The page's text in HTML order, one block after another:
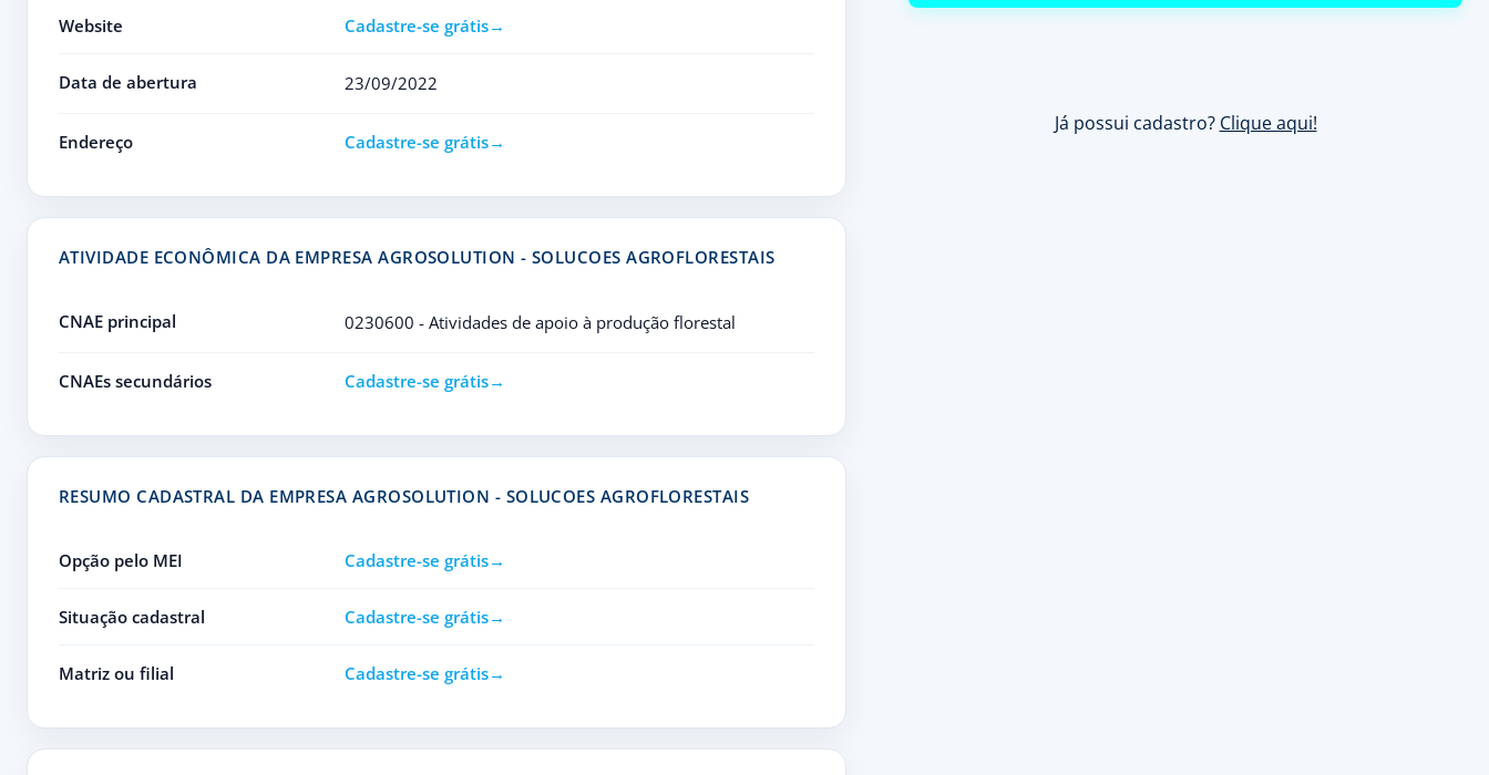
Website Cadastre-se grátis
Data de abertura 23/09/2022
Endereço Cadastre-se grátis
ATIVIDADE ECONÔMICA DA EMPRESA AGROSOLUTION - SOLUCOES AGROFLORESTAIS
CNAE principal 0230600 - Atividades de apoio à produção florestal
CNAEs secundários Cadastre-se grátis
RESUMO CADASTRAL DA EMPRESA AGROSOLUTION - SOLUCOES AGROFLORESTAIS
Opção pelo MEI Cadastre-se grátis
Situação cadastral Cadastre-se grátis
Matriz ou filial Cadastre-se grátis
Já possui cadastro? Clique aqui!